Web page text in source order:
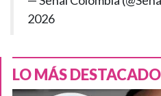
2026
LO MÁS DESTACADO